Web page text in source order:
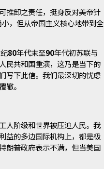
推卸之责任，挺身反对美帝针
，但从帝国主义核心地带到全
80年代末至90年代初苏联与
民共和国重演，这乃是当下的
写下此信。我们最深切的忧虑
辙。
人阶级和世界被压迫人民。我
益的多边国际机构上，都是极
朗普政府表示不满，但当美国